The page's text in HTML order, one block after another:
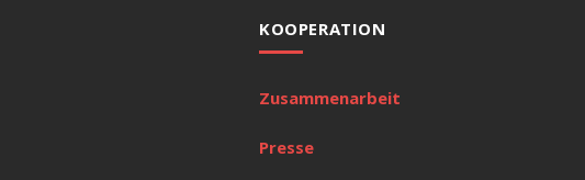
KOOPERATION
Zusammenarbeit
Presse